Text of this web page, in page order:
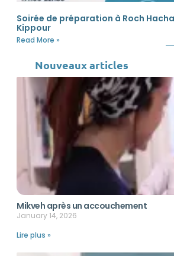
Soirée de préparation à Roch
Kippour
Read More »
Nouveaux articles
Mikveh après un accouchement
January 14, 2026
Lire plus »